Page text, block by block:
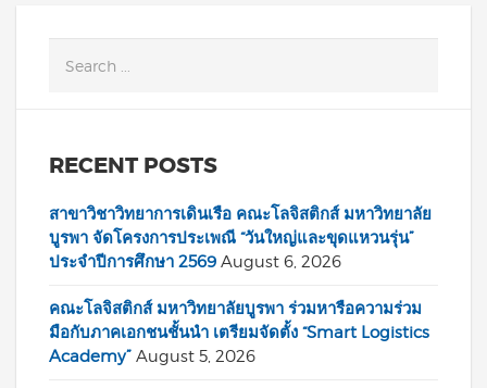
RECENT POSTS
สาขาวิชาวิทยาการเดินเรือ คณะโลจิสติกส์ มหาวิทยาลัย
บูรพา จัดโครงการประเพณี “วันใหญ่และขุดแหวนรุ่น”
ประจำปีการศึกษา 2569 August 6, 2026
คณะโลจิสติกส์ มหาวิทยาลัยบูรพา ร่วมหารือความร่วม
มือกับภาคเอกชนชั้นนำ เตรียมจัดตั้ง “Smart Logistics
Academy” August 5, 2026